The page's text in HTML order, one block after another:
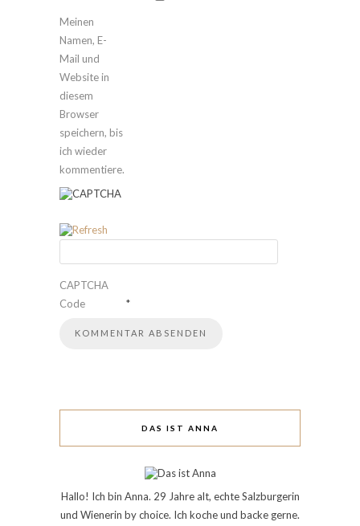
Meinen
Namen, E-
Mail und
Website in
diesem
Browser
speichern, bis
ich wieder
kommentiere.
CAPTCHA
Code
*
DAS IST ANNA
Hallo! Ich bin Anna. 29 Jahre alt, echte Salzburgerin
und Wienerin by choice. Ich koche und backe gerne.